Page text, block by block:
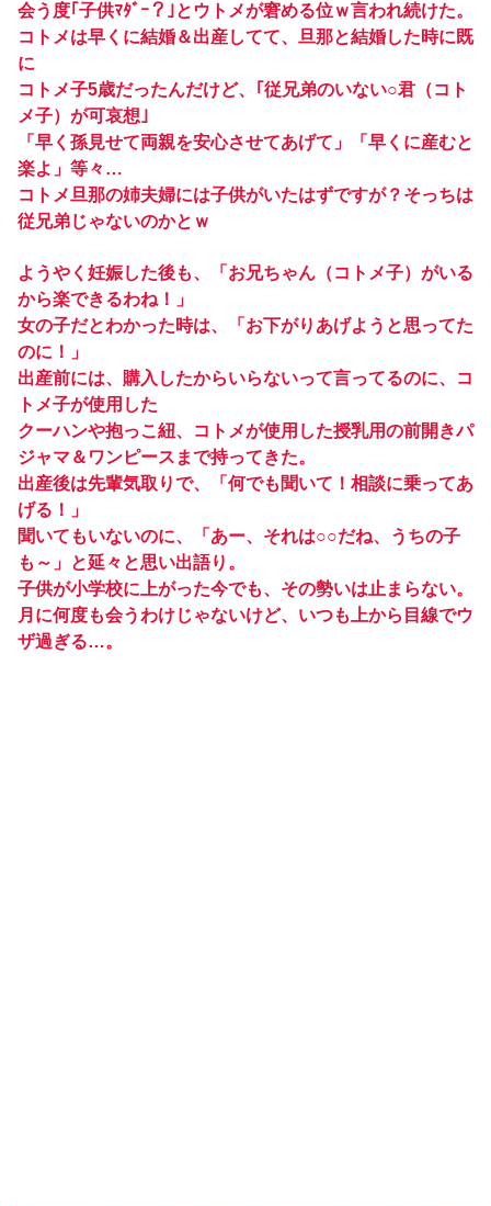
会う度｢子供ﾏﾀﾞｰ？｣とウトメが窘める位ｗ言われ続けた。
コトメは早くに結婚＆出産してて、旦那と結婚した時に既
に
コトメ子5歳だったんだけど、｢従兄弟のいない○君（コト
メ子）が可哀想｣
「早く孫見せて両親を安心させてあげて」「早くに産むと
楽よ」等々…
コトメ旦那の姉夫婦には子供がいたはずですが？そっちは
従兄弟じゃないのかとｗ
ようやく妊娠した後も、「お兄ちゃん（コトメ子）がいる
から楽できるわね！」
女の子だとわかった時は、「お下がりあげようと思ってた
のに！」
出産前には、購入したからいらないって言ってるのに、コ
トメ子が使用した
クーハンや抱っこ紐、コトメが使用した授乳用の前開きパ
ジャマ＆ワンピースまで持ってきた。
出産後は先輩気取りで、「何でも聞いて！相談に乗ってあ
げる！」
聞いてもいないのに、「あー、それは○○だね、うちの子
も～」と延々と思い出語り。
子供が小学校に上がった今でも、その勢いは止まらない。
月に何度も会うわけじゃないけど、いつも上から目線でウ
ザ過ぎる…。